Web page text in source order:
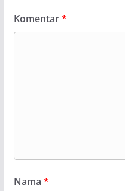
Komentar*
Nama *